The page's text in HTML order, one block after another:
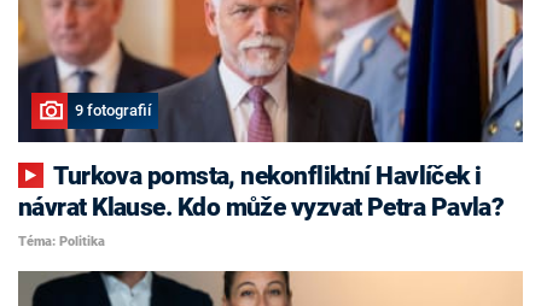
9 fotografií
Turkova pomsta, nekonfliktní Havlíček i
návrat Klause. Kdo může vyzvat Petra Pavla?
Téma: Politika